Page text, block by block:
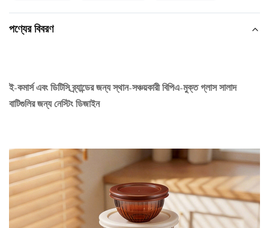
পণ্যের বিবরণ
ই-কমার্স এবং ডিটিসি ব্র্যান্ডের জন্য স্থান-সঞ্চয়কারী বিপিএ-মুক্ত গ্লাস সালাদ
বাটিগুলির জন্য নেস্টিং ডিজাইন